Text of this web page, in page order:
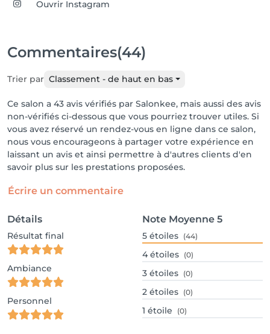
Ouvrir Instagram
Commentaires(44)
Trier par Classement - de haut en bas
Ce salon a 43 avis vérifiés par Salonkee, mais aussi des avis
non-vérifiés ci-dessous que vous pourriez trouver utiles. Si
vous avez réservé un rendez-vous en ligne dans ce salon,
nous vous encourageons à partager votre expérience en
laissant un avis et ainsi permettre à d'autres clients d'en
savoir plus sur les prestations proposées.
Écrire un commentaire
Détails
Résultat final
Ambiance
Personnel
Note Moyenne 5
5 étoiles (44)
4 étoiles (0)
3 étoiles (0)
2 étoiles (0)
1 étoile (0)